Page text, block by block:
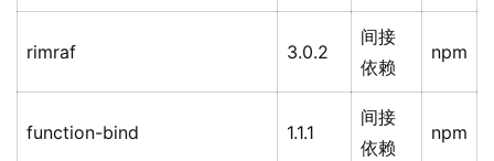
rimraf 3.0.2
间接
依赖
npm
function-bind 1.1.1
间接
依赖
npm